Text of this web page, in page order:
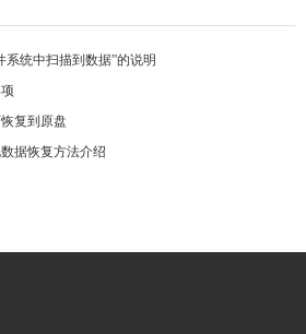
系统中扫描到数据”的说明
复到原盘
据恢复方法介绍